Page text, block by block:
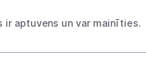
ir aptuvens un var mainīties.